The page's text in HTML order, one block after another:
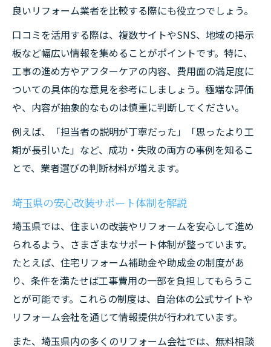
良いリフォーム業者を比較する際にも役立つでしょう。
口コミを活用する際は、複数サイトやSNS、地域の掲示
板など幅広い情報を集めることがポイントです。特に、
工事の進め方やアフターケアの内容、費用面の満足度に
ついての具体的な意見を参考にしましょう。極端な評価
や、内容が抽象的なものは慎重に判断してください。
例えば、「担当者の説明が丁寧だった」「思ったより工
期が長引いた」など、成功・失敗の両方の事例を知るこ
とで、業者選びの判断材料が増えます。
埼玉県の安心改装サポート体制を解説
埼玉県では、住まいの改装やリフォームを安心して進め
られるよう、さまざまなサポート体制が整っています。
たとえば、住宅リフォーム補助金や助成金の制度があ
り、条件を満たせば工事費用の一部を負担してもらうこ
とが可能です。これらの制度は、自治体の公式サイトや
リフォーム会社を通じて情報提供が行われています。
また、埼玉県内の多くのリフォーム会社では、無料相談